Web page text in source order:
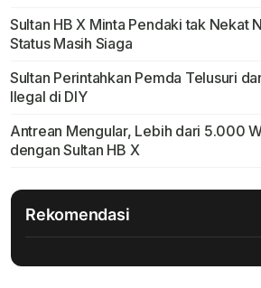
Sultan HB X Minta Pendaki tak Nekat
Status Masih Siaga
Sultan Perintahkan Pemda Telusuri
Ilegal di DIY
Antrean Mengular, Lebih dari 5.000
dengan Sultan HB X
Rekomendasi